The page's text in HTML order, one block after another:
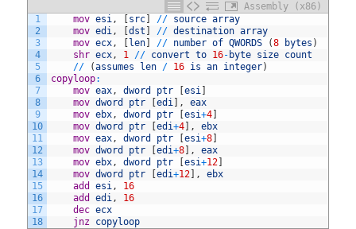
Assembly (x86)
1
2
3
4
5
6
7
8
9
10
11
12
13
14
15
16
17
18
	mov
esi, src // source array
	mov
edi, [dst // destination array
	mov
ecx, len // number of QWORDS (8 bytes )
	shr
ecx, 1 // convert to 16- byte size count
// (assumes len / 16 is an integer)
copyloop:
	mov
eax, dword ptr [esi
	mov
dword ptr [edi ,
eax
	mov
ebx, dword ptr [esi+4
	mov
dword ptr [edi+4 ,
ebx
	mov
eax, dword ptr [esi+8
	mov
dword ptr [edi+8 ,
eax
	mov
ebx, dword ptr [esi+12
	mov
dword ptr [edi+12 ,
ebx
	add
esi,
16
	add
edi,
16
	dec
ecx
	jnz
copyloop